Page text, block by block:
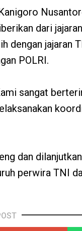
dari
dengan jajaran
POLRI.
sangat
dan
perwira TNI